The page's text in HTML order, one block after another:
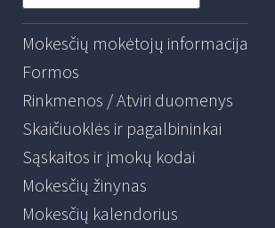
Mokesčių mokėtojų informacija
Formos
Rinkmenos / Atviri duomenys
Skaičiuoklės ir pagalbininkai
Sąskaitos ir įmokų kodai
Mokesčių žinynas
Mokesčių kalendorius